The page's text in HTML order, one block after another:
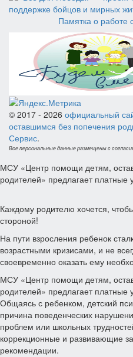
Памятка о работе
© 2017 - 2026 официальный
оставшимся без попечения
Сервис.
Все персональные данные размещены с
МСУ «Центр помощи детям,
родителей» предлагает платные
Каждому родителю хочется,
стороной!
На пути взросления ребенок
возрастными кризисами, и не
своевременно оказать ему
МСУ «Центр помощи детям,
родителей» предлагает платные
Общаясь с ребенком, детский
причина поведенческих
проблем или школьных
коррекционные и развивающие
рекомендации.